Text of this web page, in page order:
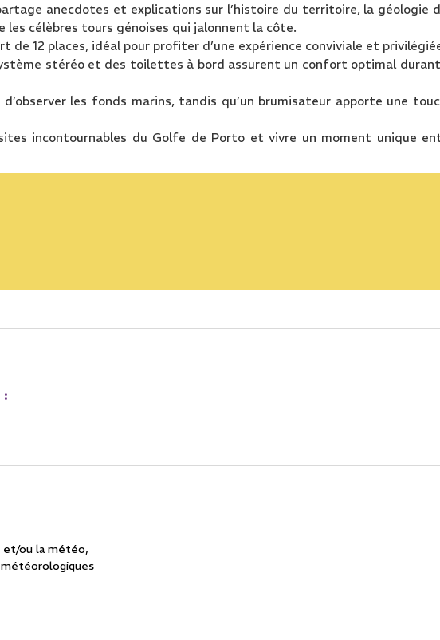
anecdotes et explications sur l’histoire du territoire, la géologie
les célèbres tours génoises qui jalonnent la côte.
de 12 places, idéal pour profiter d’une expérience conviviale et
stéréo et des toilettes à bord assurent un confort optimal
les fonds marins, tandis qu’un brumisateur apporte une
incontournables du Golfe de Porto et vivre un moment unique
:
et/ou la météo